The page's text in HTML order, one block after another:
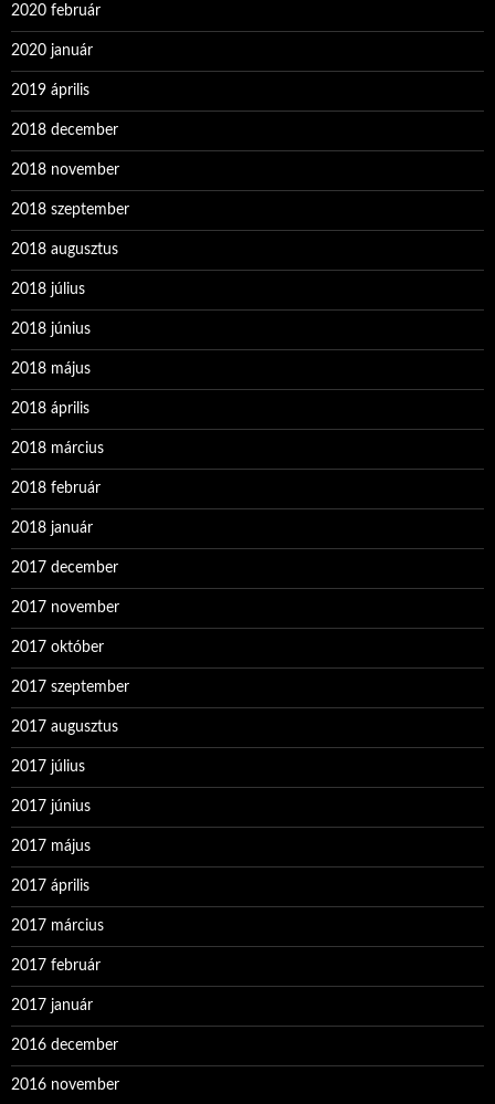
2020 február
2020 január
2019 április
2018 december
2018 november
2018 szeptember
2018 augusztus
2018 július
2018 június
2018 május
2018 április
2018 március
2018 február
2018 január
2017 december
2017 november
2017 október
2017 szeptember
2017 augusztus
2017 július
2017 június
2017 május
2017 április
2017 március
2017 február
2017 január
2016 december
2016 november